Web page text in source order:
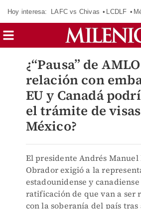
Hoy interesa: LAFC vs Chivas LCDLF
¿“Pausa” de
relación con
EU y Canadá
el trámite de
México?
El presidente Andrés Manuel
Obrador exigió a la
estadounidense y
ratificación de que van a ser
con la soberanía del país